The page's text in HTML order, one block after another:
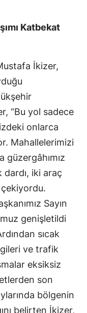
Katbekat
İkizer,
“Bu yol sadece
onlarca
Mahallelerimizi
güzergâhımız
dardı, iki araç
Sayın
genişletildi
sıcak
ve trafik
eksiksiz
son
bölgenin
belirten İkizer,